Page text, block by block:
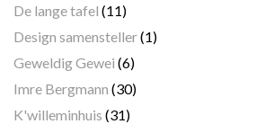
De lange tafel (11)
Design samensteller(1)
Geweldig Gewei (6)
Imre Bergmann (30)
K'willeminhuis (31)